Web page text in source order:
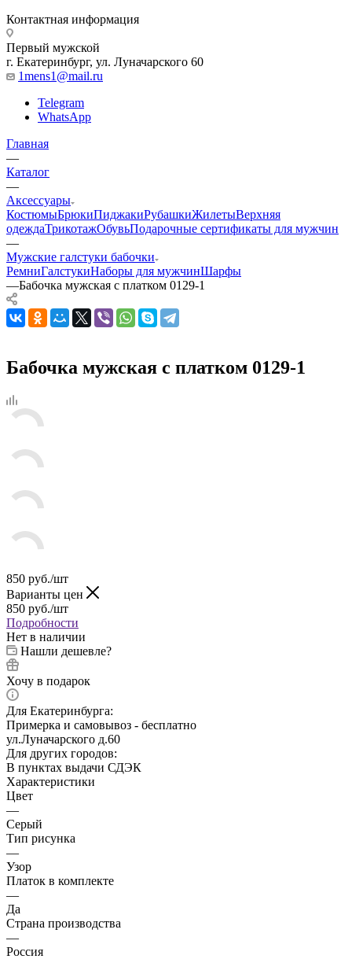
Контактная информация
Первый мужской
г. Екатеринбург, ул. Луначарского 60
1mens1@mail.ru
Telegram
WhatsApp
Главная
—
Каталог
—
Аксессуары
КостюмыБрюкиПиджакиРубашкиЖилетыВерхняя
одеждаТрикотажОбувьПодарочные сертификаты для мужчин
—
Мужские галстуки бабочки
РемниГалстукиНаборы для мужчинШарфы
—Бабочка мужская с платком 0129-1
Бабочка мужская с платком 0129-1
850 руб./шт
Варианты цен
850 руб./шт
Подробности
Нет в наличии
Нашли дешевле?
Хочу в подарок
Для Екатеринбурга:
Примерка и самовывоз - бесплатно
ул.Луначарского д.60
Для других городов:
В пунктах выдачи СДЭК
Характеристики
Цвет
—
Серый
Тип рисунка
—
Узор
Платок в комплекте
—
Да
Страна производства
—
Россия